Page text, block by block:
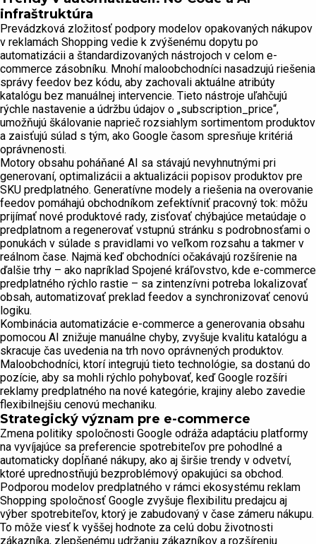
infraštruktúra
Prevádzková zložitosť podpory modelov opakovaných nákupov
v reklamách Shopping vedie k zvýšenému dopytu po
automatizácii a štandardizovaných nástrojoch v celom e-
commerce zásobníku. Mnohí maloobchodníci nasadzujú riešenia
správy feedov bez kódu, aby zachovali aktuálne atribúty
katalógu bez manuálnej intervencie. Tieto nástroje uľahčujú
rýchle nastavenie a údržbu údajov o „subscription_price“,
umožňujú škálovanie naprieč rozsiahlym sortimentom produktov
a zaisťujú súlad s tým, ako Google časom spresňuje kritériá
oprávnenosti.
Motory obsahu poháňané AI sa stávajú nevyhnutnými pri
generovaní, optimalizácii a aktualizácii popisov produktov pre
SKU predplatného. Generatívne modely a riešenia na overovanie
feedov pomáhajú obchodníkom zefektívniť pracovný tok: môžu
prijímať nové produktové rady, zisťovať chýbajúce metaúdaje o
predplatnom a regenerovať vstupnú stránku s podrobnosťami o
ponukách v súlade s pravidlami vo veľkom rozsahu a takmer v
reálnom čase. Najmä keď obchodníci očakávajú rozšírenie na
ďalšie trhy – ako napríklad Spojené kráľovstvo, kde e-commerce
predplatného rýchlo rastie – sa zintenzívni potreba lokalizovať
obsah, automatizovať preklad feedov a synchronizovať cenovú
logiku.
Kombinácia automatizácie e-commerce a generovania obsahu
pomocou AI znižuje manuálne chyby, zvyšuje kvalitu katalógu a
skracuje čas uvedenia na trh novo oprávnených produktov.
Maloobchodníci, ktorí integrujú tieto technológie, sa dostanú do
pozície, aby sa mohli rýchlo pohybovať, keď Google rozšíri
reklamy predplatného na nové kategórie, krajiny alebo zavedie
flexibilnejšiu cenovú mechaniku.
Strategický význam pre e-commerce
Zmena politiky spoločnosti Google odráža adaptáciu platformy
na vyvíjajúce sa preferencie spotrebiteľov pre pohodlné a
automaticky dopĺňané nákupy, ako aj širšie trendy v odvetví,
ktoré uprednostňujú bezproblémový opakujúci sa obchod.
Podporou modelov predplatného v rámci ekosystému reklam
Shopping spoločnosť Google zvyšuje flexibilitu predajcu aj
výber spotrebiteľov, ktorý je zabudovaný v čase zámeru nákupu.
To môže viesť k vyššej hodnote za celú dobu životnosti
zákazníka, zlepšenému udržaniu zákazníkov a rozšíreniu